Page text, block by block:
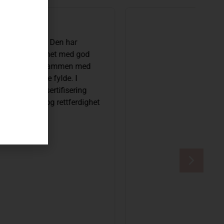
hvitvin med duft og smak av sitrus, pære og
men passer også like godt til salater
med gode venner.